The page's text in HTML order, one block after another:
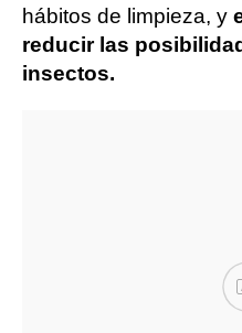
hábitos de limpieza, y
reducir las
insectos.